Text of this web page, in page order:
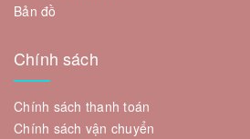
Bản đồ
Chính sách
Chính sách thanh toán
Chính sách vận chuyển